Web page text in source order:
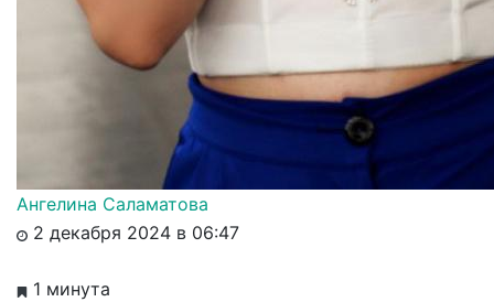
Ангелина Саламатова
2 декабря 2024 в 06:47
1 минута